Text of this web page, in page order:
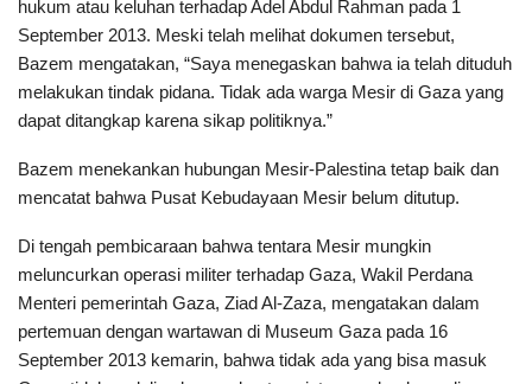
hukum atau keluhan terhadap Adel Abdul Rahman pada 1
September 2013. Meski telah melihat dokumen tersebut,
Bazem mengatakan, “Saya menegaskan bahwa ia telah dituduh
melakukan tindak pidana. Tidak ada warga Mesir di Gaza yang
dapat ditangkap karena sikap politiknya.”
Bazem menekankan hubungan Mesir-Palestina tetap baik dan
mencatat bahwa Pusat Kebudayaan Mesir belum ditutup.
Di tengah pembicaraan bahwa tentara Mesir mungkin
meluncurkan operasi militer terhadap Gaza, Wakil Perdana
Menteri pemerintah Gaza, Ziad Al-Zaza, mengatakan dalam
pertemuan dengan wartawan di Museum Gaza pada 16
September 2013 kemarin, bahwa tidak ada yang bisa masuk